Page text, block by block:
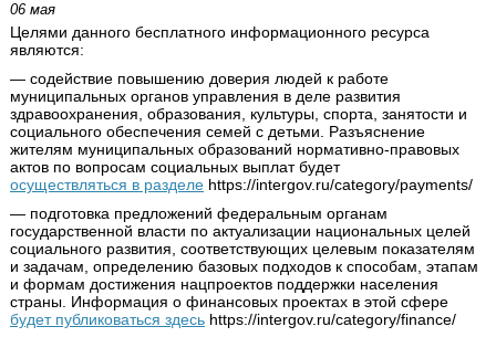
06 мая
Целями данного бесплатного информационного ресурса
являются:
— содействие повышению доверия людей к работе
муниципальных органов управления в деле развития
здравоохранения, образования, культуры, спорта, занятости и
социального обеспечения семей с детьми. Разъяснение
жителям муниципальных образований нормативно-правовых
актов по вопросам социальных выплат будет
осуществляться в разделеhttps://intergov.ru/category/payments/
— подготовка предложений федеральным органам
государственной власти по актуализации национальных целей
социального развития, соответствующих целевым показателям
и задачам, определению базовых подходов к способам, этапам
и формам достижения нацпроектов поддержки населения
страны. Информация о финансовых проектах в этой сфере
будет публиковаться здесьhttps://intergov.ru/category/finance/